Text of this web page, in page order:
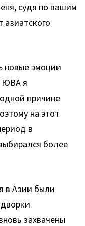
судя по вашим
азиатского
новые эмоции
ЮВА я
причине
на этот
в
более
в Азии были
захвачены